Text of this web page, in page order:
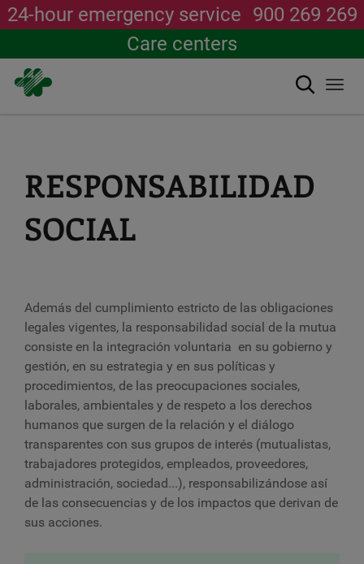
24-hour emergency service 900 269 269
Care centers
Search
RESPONSABILIDAD
SOCIAL
Además del cumplimiento estricto de las obligaciones
legales vigentes, la responsabilidad social de la mutua
consiste en la integración voluntaria en su gobierno y
gestión, en su estrategia y en sus políticas y
procedimientos, de las preocupaciones sociales,
laborales, ambientales y de respeto a los derechos
humanos que surgen de la relación y el diálogo
transparentes con sus grupos de interés (mutualistas,
trabajadores protegidos, empleados, proveedores,
administración, sociedad...), responsabilizándose así
de las consecuencias y de los impactos que derivan de
sus acciones.